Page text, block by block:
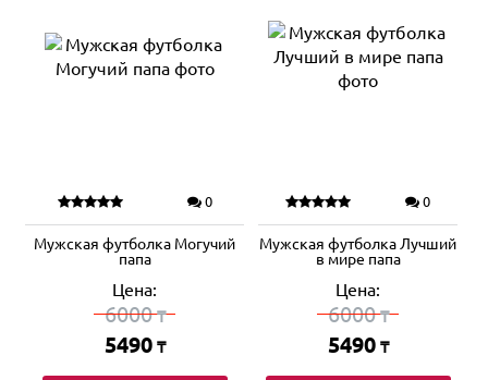
0
Мужская футболка Могучий
папа
Цена:
6000₸
5490 ₸
0
Мужская футболка Лучший
в мире папа
Цена:
6000₸
5490 ₸